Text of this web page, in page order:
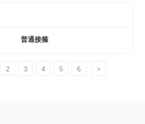
普通接箍
2 3 4 5 6 >